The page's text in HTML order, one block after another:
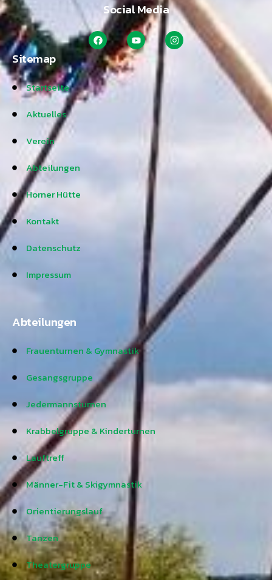
Social Media
Sitemap
Startseite
Aktuelles
Verein
Abteilungen
Horner Hütte
Kontakt
Datenschutz
Impressum
Abteilungen
Frauenturnen & Gymnastik
Gesangsgruppe
Jedermannsturnen
Krabbelgruppe & Kinderturnen
Lauftreff
Männer-Fit & Skigymnastik
Orientierungslauf
Tanzen
Theatergruppe